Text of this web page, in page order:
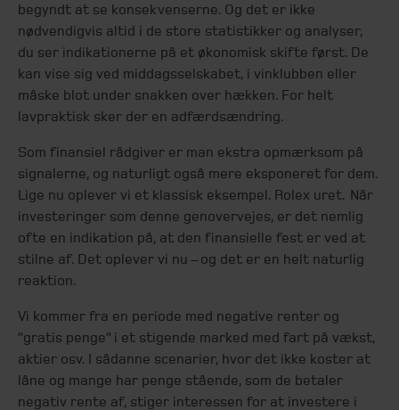
begyndt at se konsekvenserne. Og det er ikke
nødvendigvis altid i de store statistikker og analyser,
du ser indikationerne på et økonomisk skifte først. De
kan vise sig ved middagsselskabet, i vinklubben eller
måske blot under snakken over hækken. For helt
lavpraktisk sker der en adfærdsændring.
Som finansiel rådgiver er man ekstra opmærksom på
signalerne, og naturligt også mere eksponeret for dem.
Lige nu oplever vi et klassisk eksempel. Rolex uret. Når
investeringer som denne genovervejes, er det nemlig
ofte en indikation på, at den finansielle fest er ved at
stilne af. Det oplever vi nu – og det er en helt naturlig
reaktion.
Vi kommer fra en periode med negative renter og
”gratis penge” i et stigende marked med fart på vækst,
aktier osv. I sådanne scenarier, hvor det ikke koster at
låne og mange har penge stående, som de betaler
negativ rente af, stiger interessen for at investere i